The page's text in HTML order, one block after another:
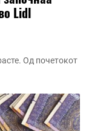
Lidl
Од почетокот